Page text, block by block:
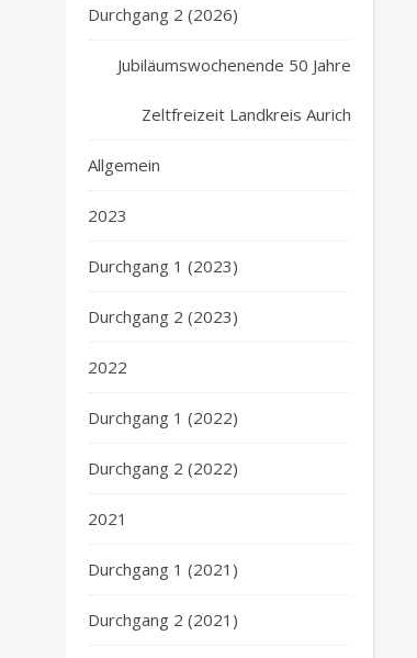
Durchgang 2 (2026)
Jubiläumswochenende 50 Jahre
Zeltfreizeit Landkreis Aurich
Allgemein
2023
Durchgang 1 (2023)
Durchgang 2 (2023)
2022
Durchgang 1 (2022)
Durchgang 2 (2022)
2021
Durchgang 1 (2021)
Durchgang 2 (2021)